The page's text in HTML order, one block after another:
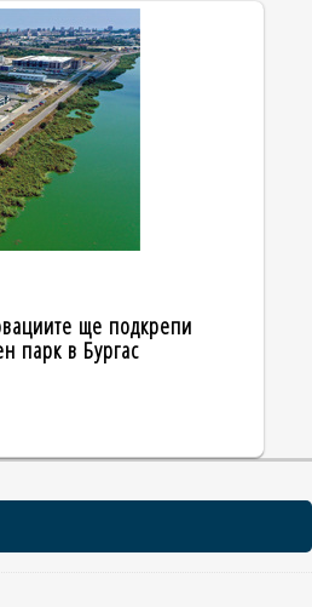
ще подкрепи
парк в Бургас